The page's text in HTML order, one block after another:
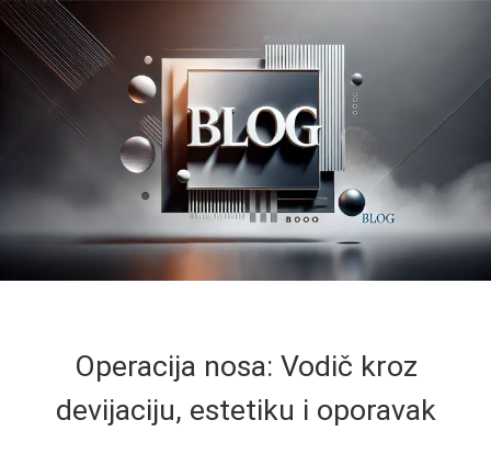
Operacija nosa: Vodič kroz
devijaciju, estetiku i oporavak